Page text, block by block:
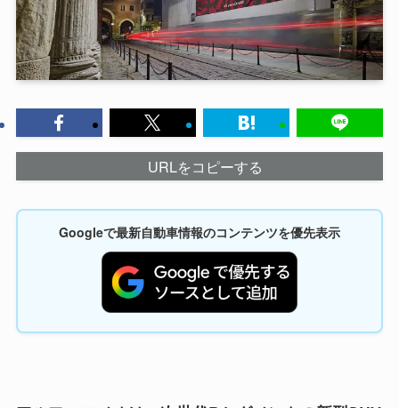
URLをコピーする
Googleで最新自動車情報のコンテンツを優先表示